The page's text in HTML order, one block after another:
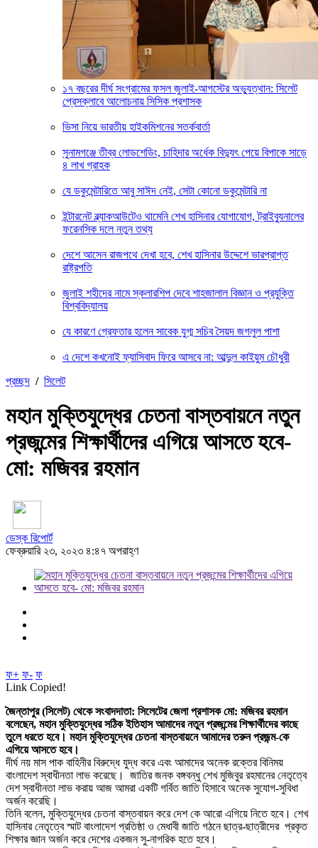
১৭ বছরের দীর্ঘ সংগ্রামের ফসল জুলাই-আগস্টের অভ্যুত্থান: সিলেট
প্রেসক্লাবে আলোচনায় সিসিক প্রশাসক
ভিসা নিয়ে ভারতীয় হাইকমিশনের সতর্কবার্তা
সুনামগঞ্জে তীব্র লোডশেডিং, চাহিদার অর্ধেক বিদ্যুৎ পেয়ে বিপাকে সাড়ে
৪ লাখ গ্রাহক
যে ডকুমেন্টারিতে আবু সাঈদ নেই, সেটা কোনো ডকুমেন্টারি না
ইন্টারনেট ব্ল্যাকআউটেও থামেনি শেখ হাসিনার যোগাযোগ, ট্রাইব্যুনালের
ফরেনসিক দলে নতুন তথ্য
দেশে আসেন রাজপথে দেখা হবে, শেখ হাসিনার উদ্দেশে ভারপ্রাপ্ত
রাষ্ট্রপতি
জুলাই শহীদের নামে স্কলারশিপ দেবে শাহজালাল বিজ্ঞান ও প্রযুক্তি
বিশ্ববিদ্যালয়
যে কারণে গ্রেফতার হলেন সাবেক যুগ্ম সচিব সৈয়দ জগলুল পাশা
এ দেশে কখনোই ফ্যাসিবাদ ফিরে আসবে না: আব্দুল কাইয়ুম চৌধুরী
প্রচ্ছদ / সিলেট
মহান মুক্তিযুদ্ধের চেতনা বাস্তবায়নে নতুন
প্রজন্মের শিক্ষার্থীদের এগিয়ে আসতে হবে-
মো: মজিবর রহমান
ডেস্ক রিপোর্ট
ফেব্রুয়ারি ২৩, ২০২৩ ৪:৪৭ অপরাহ্ণ
ফ+ ফ- ফ
Link Copied!
জৈন্তাপুর (সিলেট) থেকে সংবাদদাতা: সিলেটের জেলা প্রশাসক মো: মজিবর রহমান
বলেছেন, মহান মুক্তিযুদ্ধের সঠিক ইতিহাস আমাদের নতুন প্রজন্মের শিক্ষার্থীদের কাছে
তুলে ধরতে হবে। মহান মুক্তিযুদ্ধের চেতনা বাস্তবায়নে আমাদের তরুন প্রজন্ম-কে
এগিয়ে আসতে হবে।
দীর্ঘ নয় মাস পাক বাহিনীর বিরুদ্ধে যুদ্ধ করে এবং আমাদের অনেক রক্তের বিনিময়
বাংলাদেশ স্বাধীনতা লাভ করেছে। জাতির জনক বঙ্গবন্ধু শেখ মুজিবুর রহমানের নেতৃত্বে
দেশ স্বাধীনতা লাভ করায় আজ আমরা একটি গর্বিত জাতি হিসাবে অনেক সুযোগ-সুবিধা
অর্জন করেছি।
তিনি বলেন, মুক্তিযুদ্ধের চেতনা বাস্তবায়ন করে দেশ কে আরো এগিয়ে নিতে হবে। শেখ
হাসিনার নেতৃত্বে স্মাট বাংলাদেশ প্রতিষ্ঠা ও মেধাবী জাতি গঠনে ছাত্র-ছাত্রীদের প্রকৃত
শিক্ষার জ্ঞান অর্জন করে দেশের একজন সু-নাগরিক হতে হবে।